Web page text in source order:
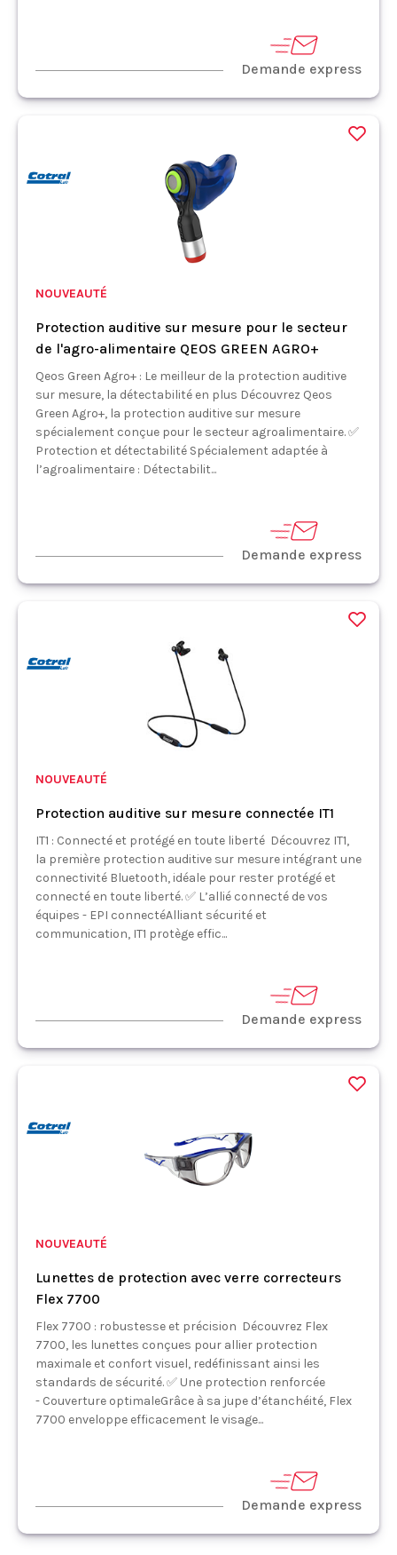
Demande express
NOUVEAUTÉ
Protection auditive sur mesure pour le secteur
de l'agro-alimentaire QEOS GREEN AGRO+
Qeos Green Agro+ : Le meilleur de la protection auditive
sur mesure, la détectabilité en plus Découvrez Qeos
Green Agro+, la protection auditive sur mesure
spécialement conçue pour le secteur agroalimentaire. ✅
Protection et détectabilité Spécialement adaptée à
l’agroalimentaire : Détectabilit...
Demande express
NOUVEAUTÉ
Protection auditive sur mesure connectée IT1
IT1 : Connecté et protégé en toute liberté Découvrez IT1,
la première protection auditive sur mesure intégrant une
connectivité Bluetooth, idéale pour rester protégé et
connecté en toute liberté. ✅ L’allié connecté de vos
équipes - EPI connectéAlliant sécurité et
communication, IT1 protège effic...
Demande express
NOUVEAUTÉ
Lunettes de protection avec verre correcteurs
Flex 7700
Flex 7700 : robustesse et précision Découvrez Flex
7700, les lunettes conçues pour allier protection
maximale et confort visuel, redéfinissant ainsi les
standards de sécurité. ✅ Une protection renforcée
- Couverture optimaleGrâce à sa jupe d’étanchéité, Flex
7700 enveloppe efficacement le visage...
Demande express